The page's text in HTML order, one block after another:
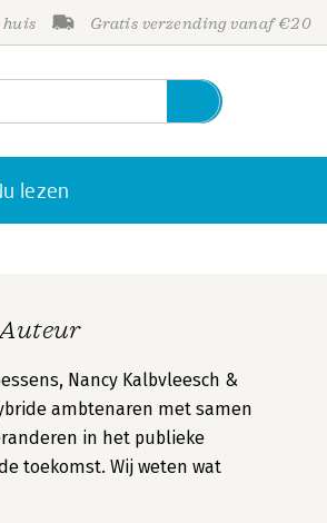
huis Gratis verzending vanaf €20
lezen
Nancy Kalbvleesch &
ambtenaren met samen
in het publieke
toekomst. Wij weten wat
Personen